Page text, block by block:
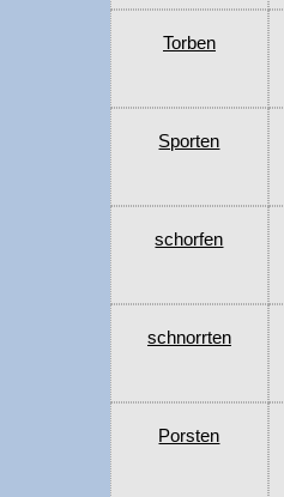
Torben
Sporten
schorfen
schnorrten
Porsten